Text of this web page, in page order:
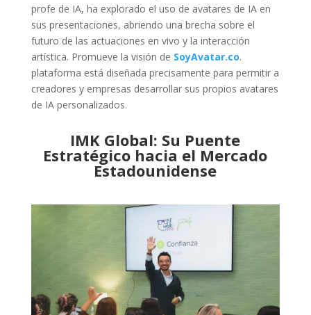
profe de IA, ha explorado el uso de avatares de IA en
sus presentaciones, abriendo una brecha sobre el
futuro de las actuaciones en vivo y la interacción
artística. Promueve la visión de SoyAvatar.co.
plataforma está diseñada precisamente para permitir a
creadores y empresas desarrollar sus propios avatares
de IA personalizados.
IMK Global: Su Puente
Estratégico hacia el Mercado
Estadounidense